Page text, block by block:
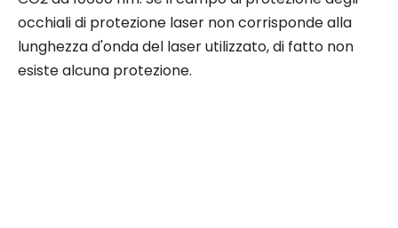
occhiali di protezione laser non corrisponde alla
lunghezza d'onda del laser utilizzato, di fatto non
esiste alcuna protezione.